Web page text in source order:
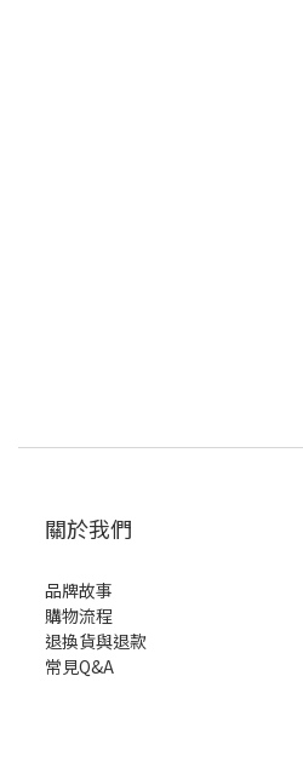
關於我們
品牌故事
購物流程
退換貨與退款
常見Q&A